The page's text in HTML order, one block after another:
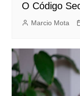
O Código
Marcio Mota